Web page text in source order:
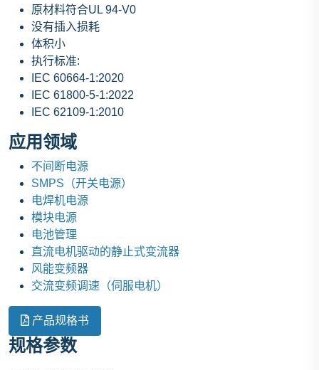
原材料符合UL 94-V0
没有插入损耗
体积小
执行标准:
IEC 60664-1:2020
IEC 61800-5-1:2022
IEC 62109-1:2010
应用领域
不间断电源
SMPS（开关电源）
电焊机电源
模块电源
电池管理
直流电机驱动的静止式变流器
风能变频器
交流变频调速（伺服电机）
产品规格书
规格参数